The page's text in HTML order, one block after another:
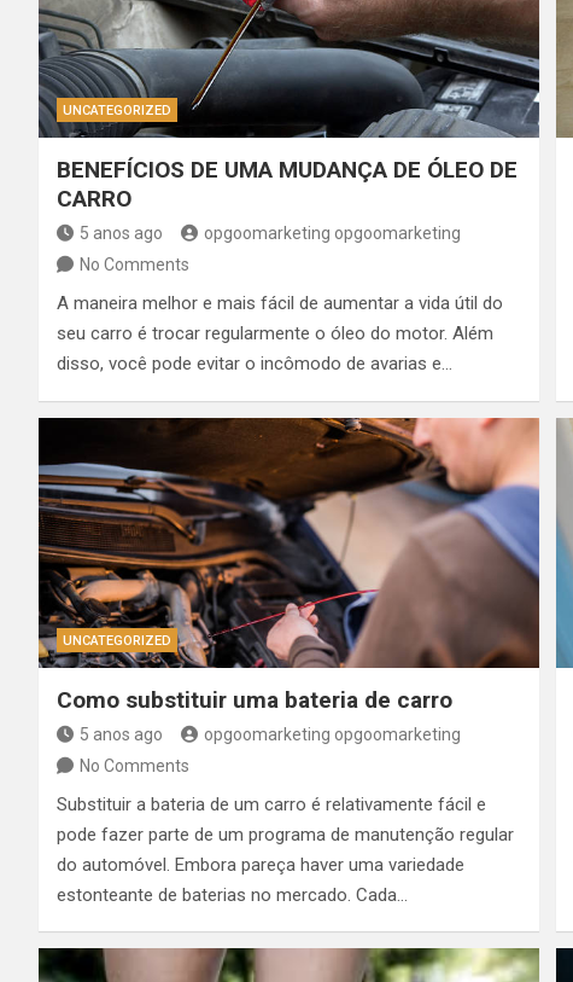
UNCATEGORIZED
BENEFÍCIOS DE UMA MUDANÇA DE ÓLEO DE
CARRO
5 anos ago
opgoomarketing opgoomarketing
No Comments
A maneira melhor e mais fácil de aumentar a vida útil do
seu carro é trocar regularmente o óleo do motor. Além
disso, você pode evitar o incômodo de avarias e…
UNCATEGORIZED
Como substituir uma bateria de carro
5 anos ago
opgoomarketing opgoomarketing
No Comments
Substituir a bateria de um carro é relativamente fácil e
pode fazer parte de um programa de manutenção regular
do automóvel. Embora pareça haver uma variedade
estonteante de baterias no mercado. Cada…